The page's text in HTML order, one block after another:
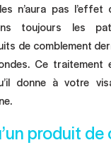
n’aura pas l’effet
toujours les
de comblement
Ce
donne à votre
produit